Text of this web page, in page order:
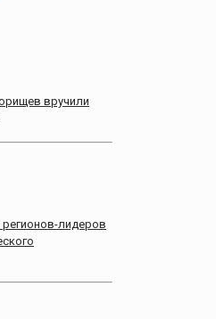
вручили
лидеров